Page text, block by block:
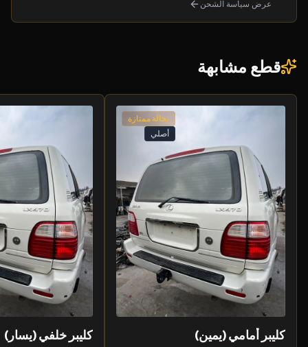
عرض سياسة الشحن
قطع مشابهة
بحالة ممتازة
أصلي
كليبر أمامي (يمين) كليبر خلفي (يسار)